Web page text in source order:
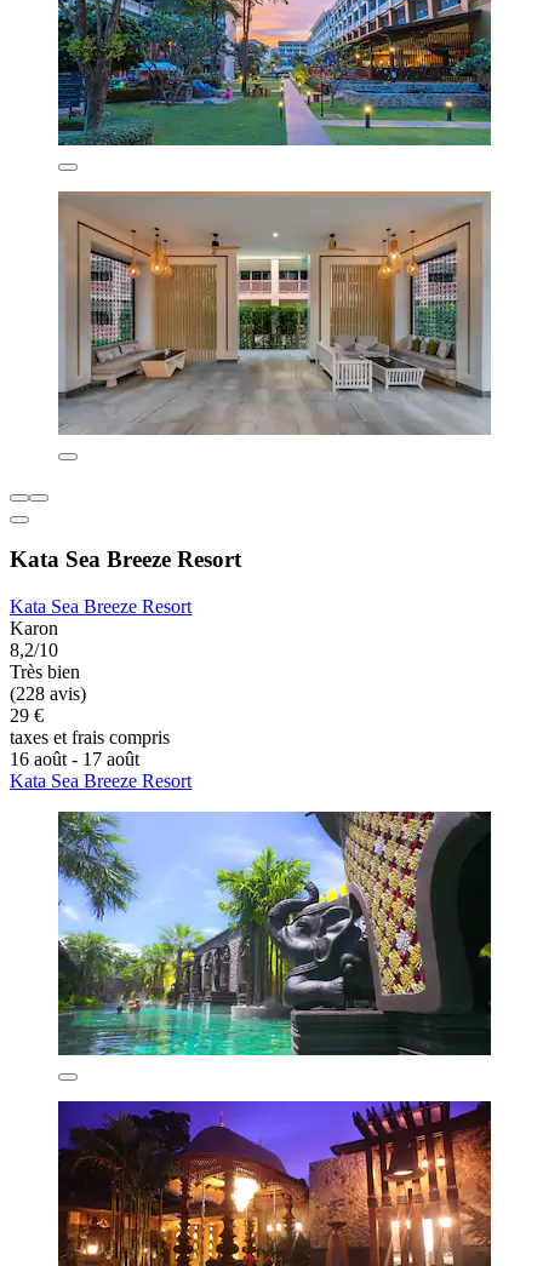
Kata Sea Breeze Resort
Kata Sea Breeze Resort
Karon
8,2/10
Très bien
(228 avis)
29 €
taxes et frais compris
16 août - 17 août
Kata Sea Breeze Resort